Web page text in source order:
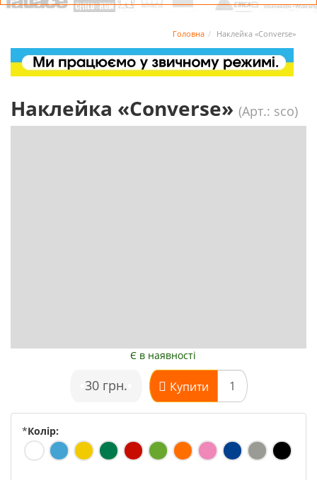
Головна Наклейка «Converse»
Наклейка «Converse» (Арт.: sco)
Є в наявності
30 грн. Купити
*Колір: